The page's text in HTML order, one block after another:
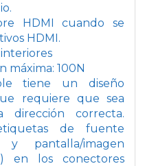
HDMI cuando se
HDMI.
máxima: 100N
tiene un diseño
requiere que sea
dirección correcta.
de fuente
y pantalla/imagen
en los conectores